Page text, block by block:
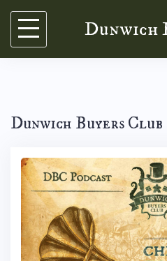
Skip
content
Dunwich
Dunwich Buyers Club